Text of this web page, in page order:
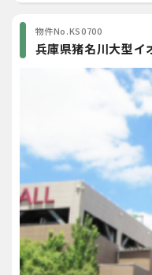
物件No.KS0700
兵庫県猪名川大型イ